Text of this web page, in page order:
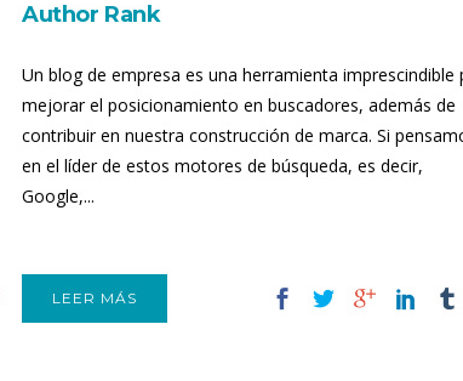
Author Rank
Un blog de empresa es una herramienta imprescindible
mejorar el posicionamiento en buscadores, además de
contribuir en nuestra construcción de marca. Si
en el líder de estos motores de búsqueda, es decir,
Google,...
LEER MÁS